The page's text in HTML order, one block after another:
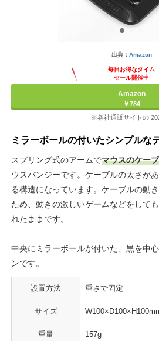
出典： Amazon
毎日お得なタイム
セール開催中
Amazon
￥784
※各社通販サイトの
ミラーボールの付いたシンプルな
スプリング式のアームでマウスのケー
ウスバンジーです。ケーブルの太さが
る構造になっています。ケーブルの動
ため、動きの激しいゲームなどをして
れたままです。
中央にミラーボールが付いた、黒を中
ンです。
設置方法 重さで固定
サイズ
重量 157g